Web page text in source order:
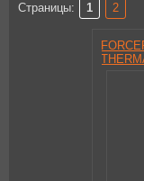
Страницы: 1 2